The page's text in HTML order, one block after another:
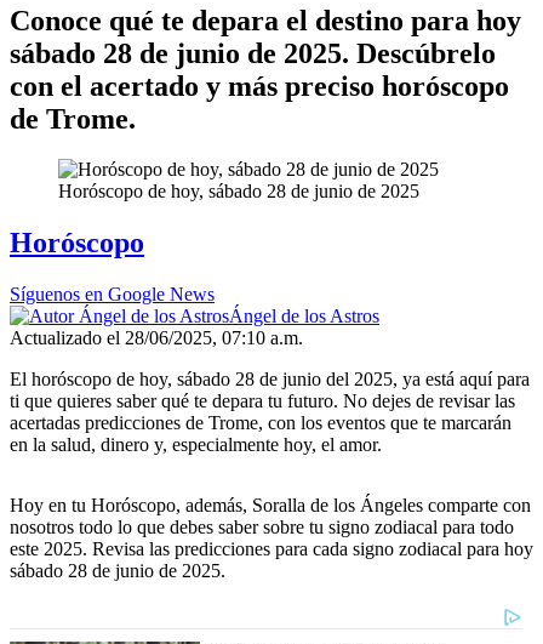
Conoce qué te depara el destino para hoy
sábado 28 de junio de 2025. Descúbrelo
con el acertado y más preciso horóscopo
de Trome.
Horóscopo de hoy, sábado 28 de junio de 2025
Horóscopo
Síguenos en Google News
Ángel de los Astros
Actualizado el 28/06/2025, 07:10 a.m.
El horóscopo de hoy, sábado 28 de junio del 2025, ya está aquí para
ti que quieres saber qué te depara tu futuro. No dejes de revisar las
acertadas predicciones de Trome, con los eventos que te marcarán
en la salud, dinero y, especialmente hoy, el amor.
Hoy en tu Horóscopo, además, Soralla de los Ángeles comparte con
nosotros todo lo que debes saber sobre tu signo zodiacal para todo
este 2025. Revisa las predicciones para cada signo zodiacal para hoy
sábado 28 de junio de 2025.